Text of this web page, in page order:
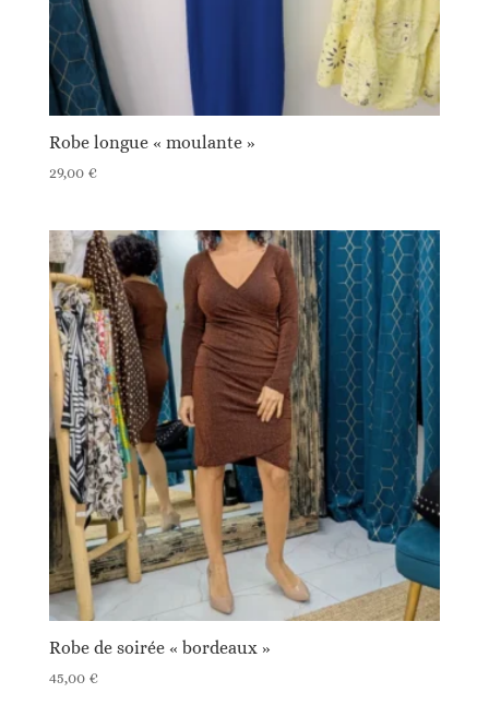
Robe longue « moulante »
29,00 €
Robe de soirée « bordeaux »
45,00 €